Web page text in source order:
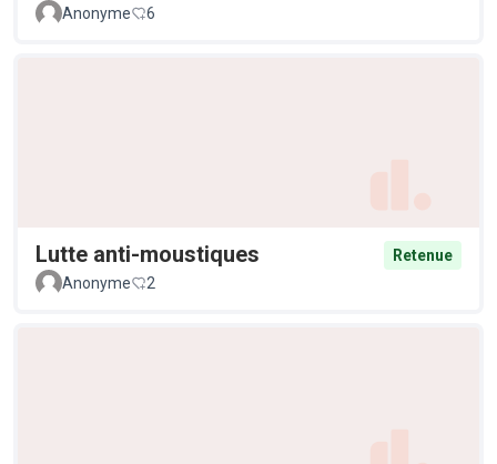
Anonyme 6
Lutte anti-moustiques
Retenue
Anonyme
2